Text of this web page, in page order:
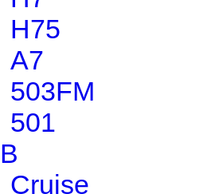
H75
A7
503FM
501
Cruise